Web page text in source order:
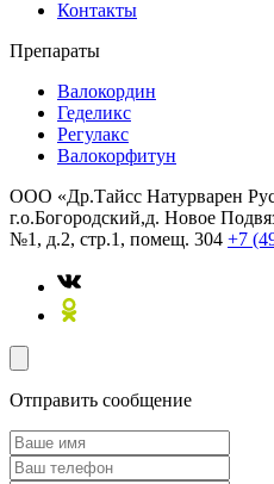
Контакты
Препараты
Валокордин
Геделикс
Регулакс
Валокорфитун
ООО «Др.Тайсс Натурварен
г.о.Богородский,д. Новое
№1, д.2, стр.1, помещ. 304 +7
Отправить сообщение